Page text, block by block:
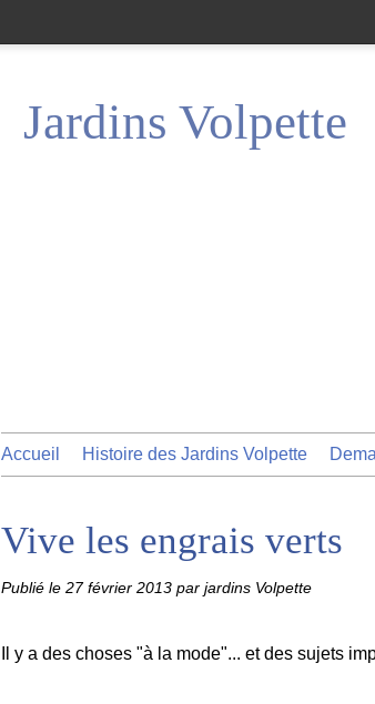
Jardins Volpette
Accueil Histoire des Jardins Volpette
Vive les engrais verts
Publié le 27 février 2013 par jardins Volpette
Il y a des choses "à la mode"... et des sujets